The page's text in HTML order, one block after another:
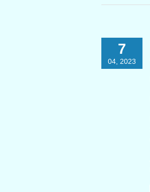
7
04, 2023